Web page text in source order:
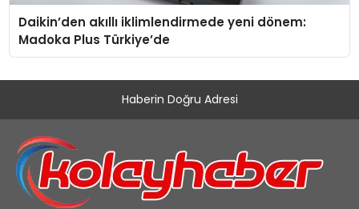
Daikin’den akıllı iklimlendirmede yeni dönem:
Madoka Plus Türkiye’de
Haberin Doğru Adresi